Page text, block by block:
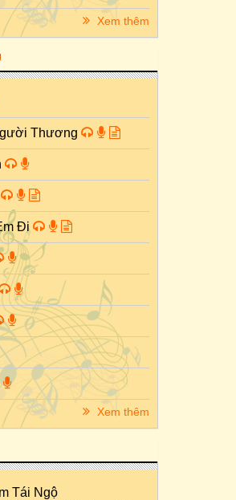
Xem thêm
Thương
Đi
Xem thêm
Tái Ngộ